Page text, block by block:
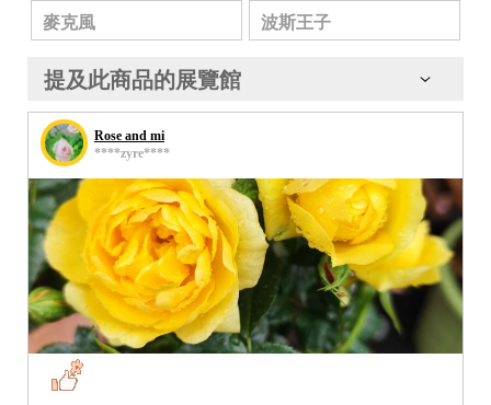
麥克風 波斯王子
提及此商品的展覽館
Rose and mi
****zyre****